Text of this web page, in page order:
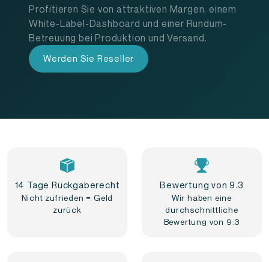
Profitieren Sie von attraktiven Margen, einem
White-Label-Dashboard und einer Rundum-
Betreuung bei Produktion und Versand.
Werden Sie Reseller
14 Tage Rückgaberecht
Nicht zufrieden = Geld
zurück
Bewertung von 9.3
Wir haben eine
durchschnittliche
Bewertung von 9.3